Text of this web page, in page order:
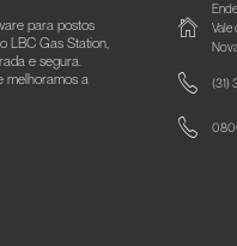
para postos
LBC Gas Station,
e segura.
melhoramos a
Vale
(31)